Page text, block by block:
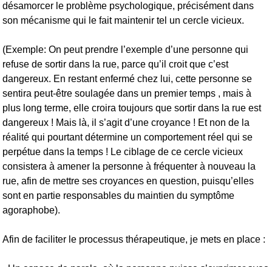
désamorcer le problème psychologique, précisément dans
son mécanisme qui le fait maintenir tel un cercle vicieux.
(Exemple: On peut prendre l’exemple d’une personne qui
refuse de sortir dans la rue, parce qu’il croit que c’est
dangereux. En restant enfermé chez lui, cette personne se
sentira peut-être soulagée dans un premier temps , mais à
plus long terme, elle croira toujours que sortir dans la rue est
dangereux ! Mais là, il s’agit d’une croyance ! Et non de la
réalité qui pourtant détermine un comportement réel qui se
perpétue dans la temps ! Le ciblage de ce cercle vicieux
consistera à amener la personne à fréquenter à nouveau la
rue, afin de mettre ses croyances en question, puisqu’elles
sont en partie responsables du maintien du symptôme
agoraphobe).
Afin de faciliter le processus thérapeutique, je mets en place :